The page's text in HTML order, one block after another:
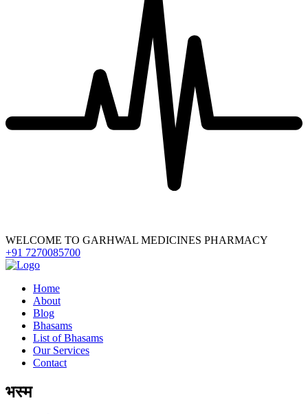
WELCOME TO GARHWAL MEDICINES PHARMACY
+91 7270085700
Home
About
Blog
Bhasams
List of Bhasams
Our Services
Contact
भस्म